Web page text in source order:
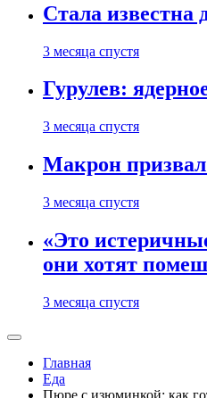
Стала известна
3 месяца спустя
Гурулев:
3 месяца спустя
Макрон
3 месяца спустя
«Это
они хотят
3 месяца спустя
Главная
Еда
Пюре с изюминкой: как